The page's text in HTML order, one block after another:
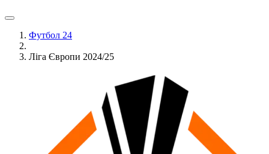
Футбол 24
Ліга Європи 2024/25